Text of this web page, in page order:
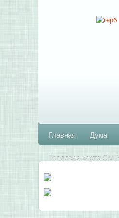
Главная Дума
Тепловая карта СМР